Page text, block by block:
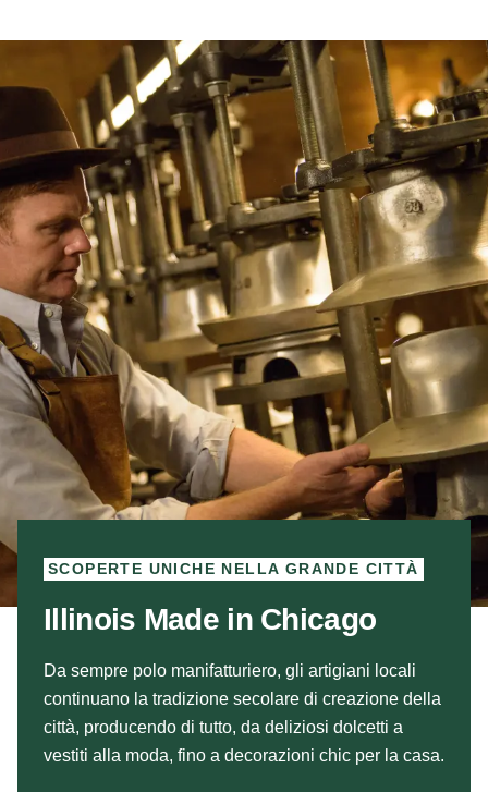
Illinois Made in Chicago
SCOPERTE UNICHE NELLA GRANDE CITTÀ
Da sempre polo manifatturiero, gli artigiani locali
continuano la tradizione secolare di creazione della
città, producendo di tutto, da deliziosi dolcetti a
vestiti alla moda, fino a decorazioni chic per la casa.